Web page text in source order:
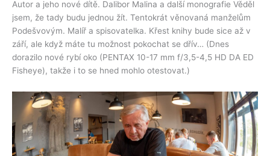
žít
Autor a jeho nové dítě. Dalibor Malina a další monografie Věděl
jsem, že tady budu jednou žít. Tentokrát věnovaná manželům
Podešvovým. Malíř a spisovatelka. Křest knihy bude sice až v
září, ale když máte tu možnost pokochat se dřív… (Dnes
dorazilo nové rybí oko (PENTAX 10-17 mm f/3,5-4,5 HD DA ED
Fisheye), takže i to se hned mohlo otestovat.)